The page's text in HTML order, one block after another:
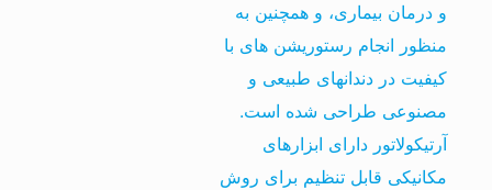
و درمان بیماری، و همچنین به
منظور انجام رستوریشن های با
کیفیت در دندانهای طبیعی و
مصنوعی طراحی شده است.
آرتیکولاتور دارای ابزارهای
مکانیکی قابل تنظیم برای روش